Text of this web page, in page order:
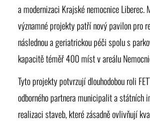
a modernizaci Krajské nemocnice Liberec.
významné projekty patří nový pavilon pro
následnou a geriatrickou péči spolu s
kapacitě téměř 400 míst v areálu
Tyto projekty potvrzují dlouhodobou roli
odborného partnera municipalit a státních
realizaci staveb, které zásadně ovlivňují